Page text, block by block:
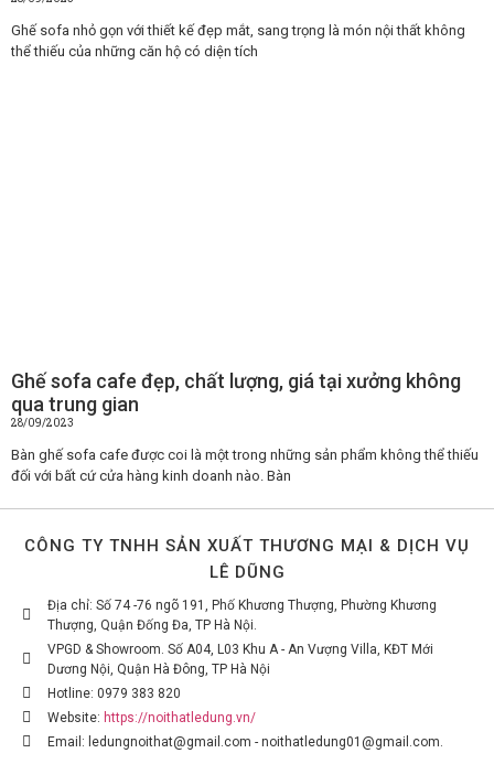
Ghế sofa nhỏ gọn với thiết kế đẹp mắt, sang trọng là món nội thất không
thể thiếu của những căn hộ có diện tích
Ghế sofa cafe đẹp, chất lượng, giá tại xưởng không
qua trung gian
28/09/2023
Bàn ghế sofa cafe được coi là một trong những sản phẩm không thể thiếu
đối với bất cứ cửa hàng kinh doanh nào. Bàn
CÔNG TY TNHH SẢN XUẤT THƯƠNG MẠI & DỊCH VỤ
LÊ DŨNG
Địa chỉ: Số 74 -76 ngõ 191, Phố Khương Thượng, Phường Khương
Thượng, Quận Đống Đa, TP Hà Nội.
VPGD & Showroom. Số A04, L03 Khu A - An Vượng Villa, KĐT Mới
Dương Nội, Quận Hà Đông, TP Hà Nội
Hotline: 0979 383 820
Website: https://noithatledung.vn/
Email: ledungnoithat@gmail.com - noithatledung01@gmail.com.